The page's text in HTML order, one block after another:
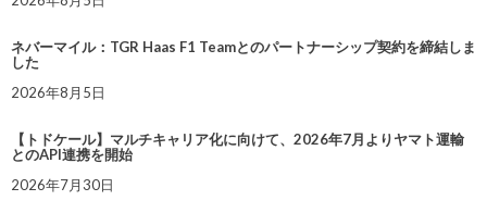
ネバーマイル：TGR Haas F1 Teamとのパートナーシップ契約を締結しま
した
2026年8月5日
【トドケール】マルチキャリア化に向けて、2026年7月よりヤマト運輸
とのAPI連携を開始
2026年7月30日